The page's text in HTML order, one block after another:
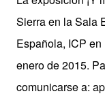
Sierra en la Sala
Española, ICP
enero de 2015.
comunicarse a: